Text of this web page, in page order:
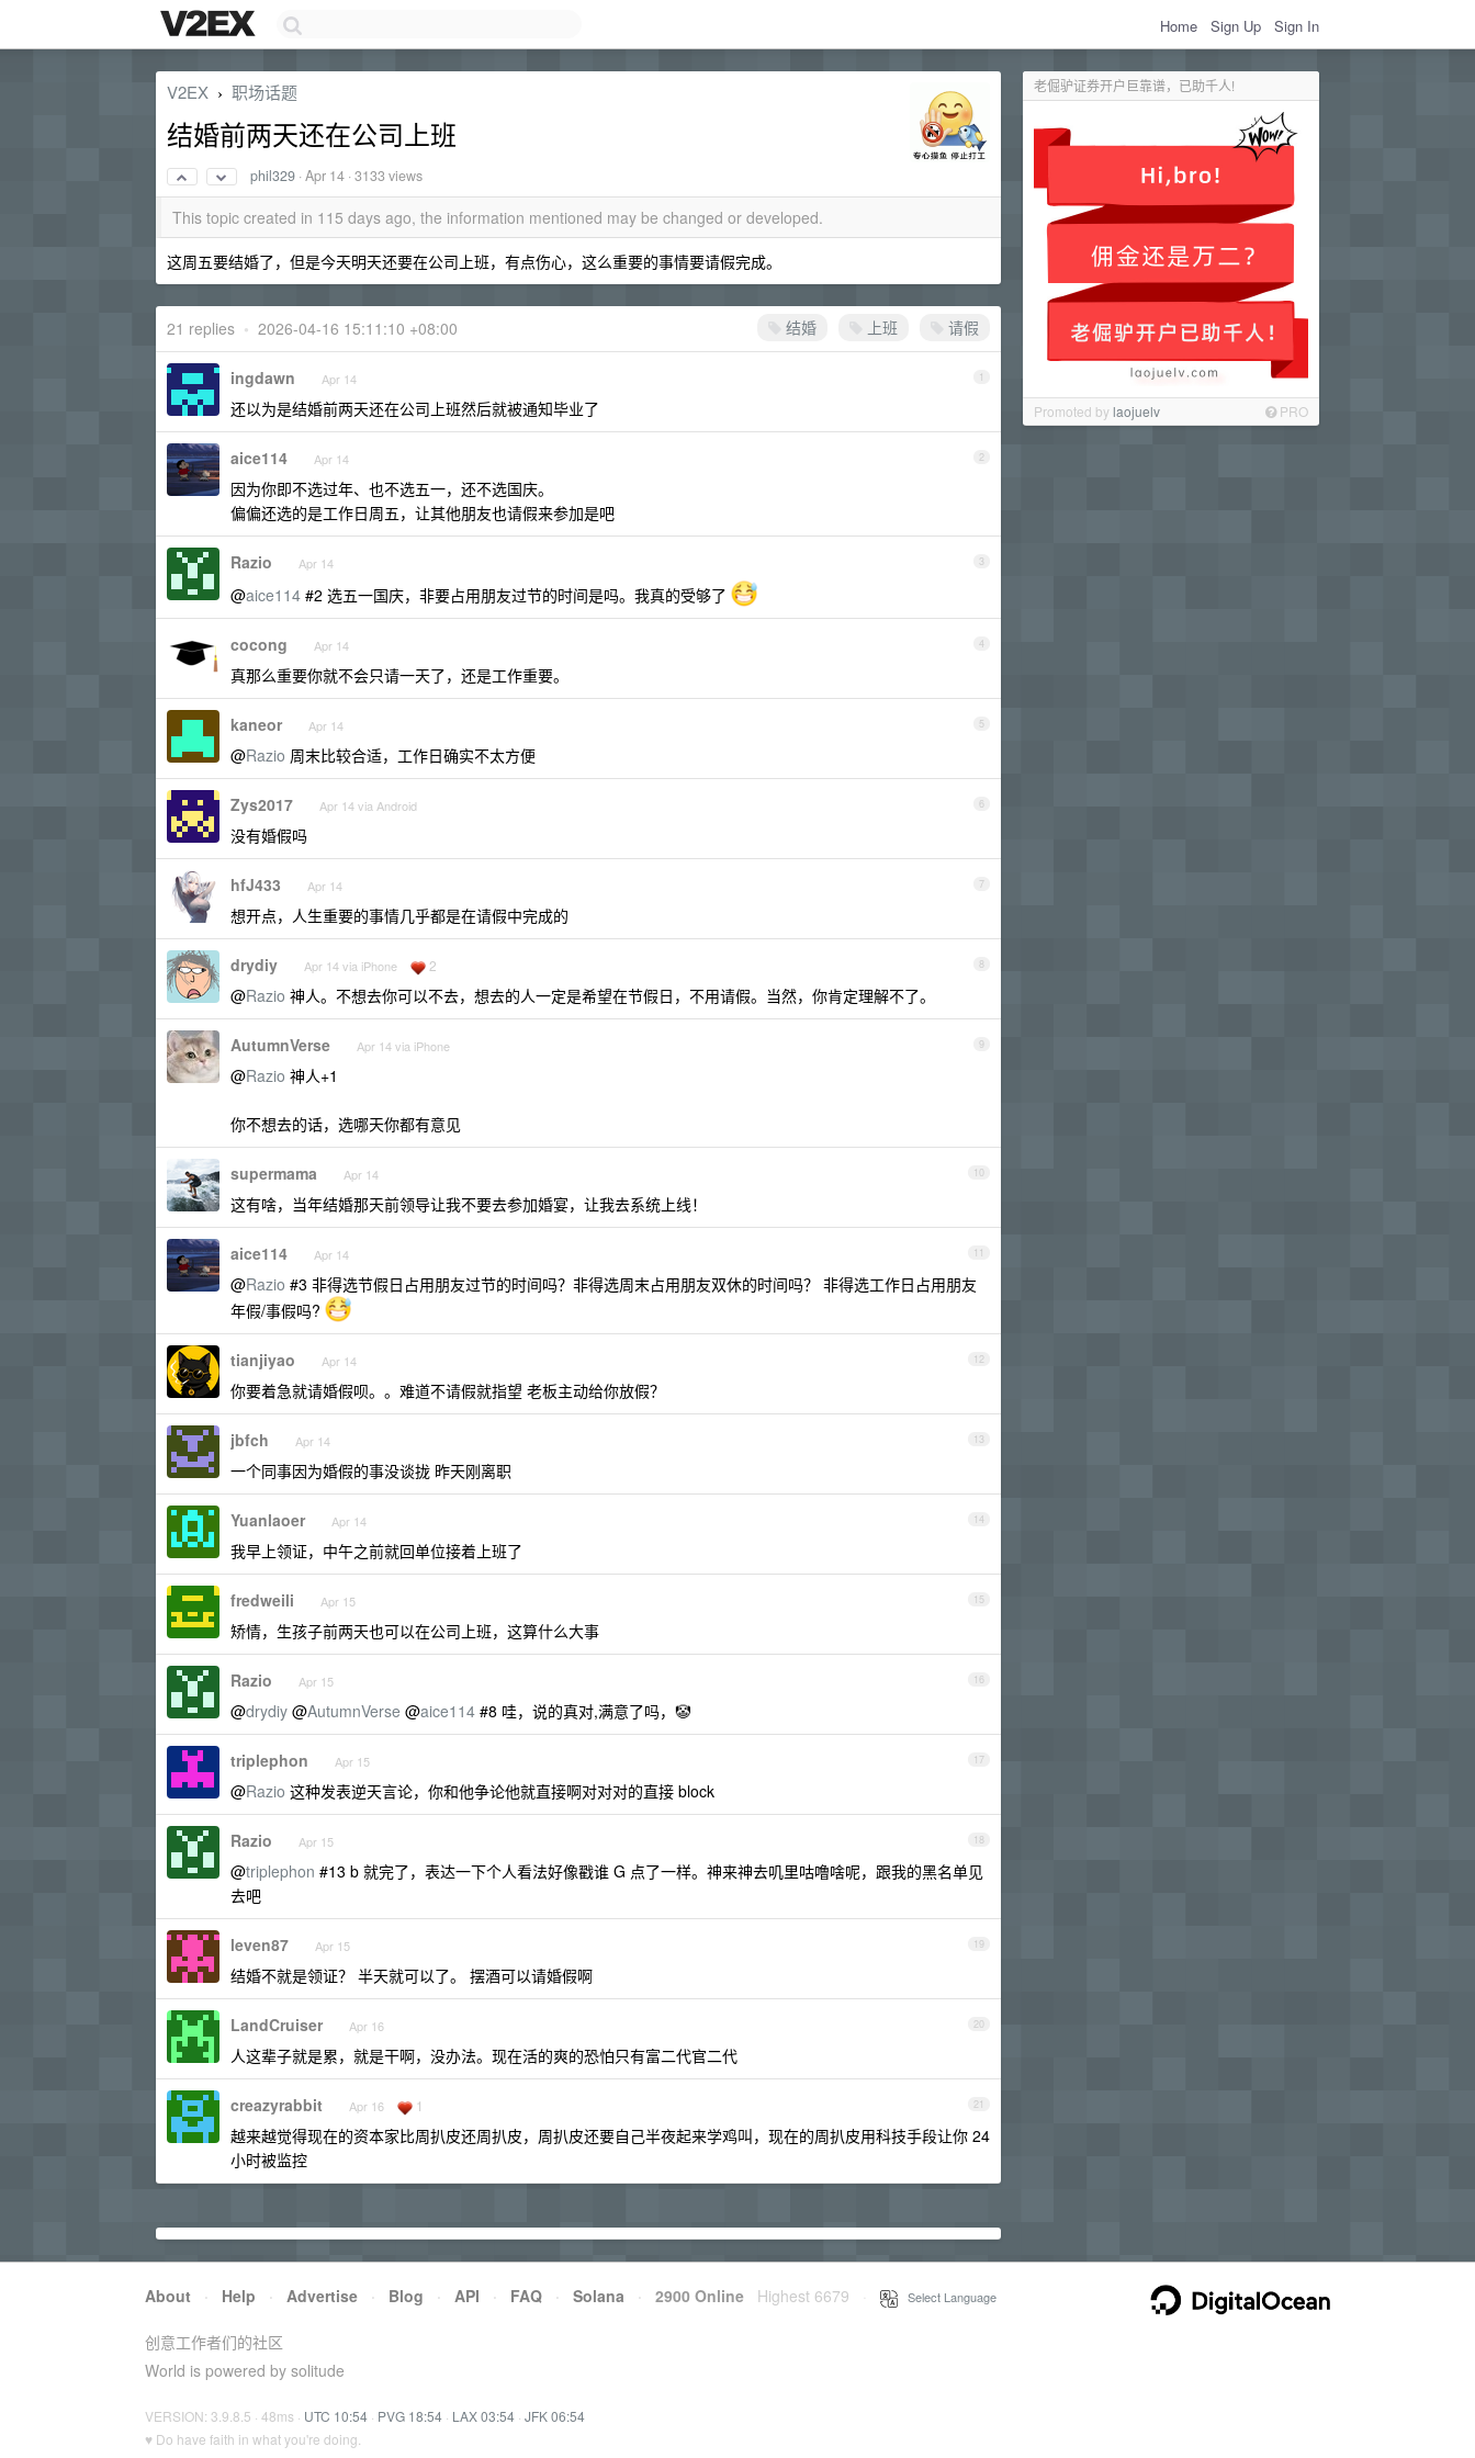
Home Sign Up Sign In
老倔驴证券开户巨靠谱，已助千人!
Promoted bylaojuelv PRO
V2EX › 职场话题
结婚前两天还在公司上班
phil329 ·Apr 14 · 3133 views
This topic created in 115 days ago, the information mentioned may be changed or developed.
这周五要结婚了，但是今天明天还要在公司上班，有点伤心，这么重要的事情要请假完成。
结婚 上班 请假
21 replies • 2026-04-16 15:11:10 +08:00
1
ingdawn Apr 14
还以为是结婚前两天还在公司上班然后就被通知毕业了
2
aice114 Apr 14
因为你即不选过年、也不选五一，还不选国庆。
偏偏还选的是工作日周五，让其他朋友也请假来参加是吧
3
Razio Apr 14
@aice114 #2 选五一国庆，非要占用朋友过节的时间是吗。我真的受够了
4
cocong Apr 14
真那么重要你就不会只请一天了，还是工作重要。
5
kaneor Apr 14
@Razio 周末比较合适，工作日确实不太方便
6
Zys2017 Apr 14 via Android
没有婚假吗
7
hfJ433 Apr 14
想开点，人生重要的事情几乎都是在请假中完成的
8
drydiy Apr 14 via iPhone 2
@Razio 神人。不想去你可以不去，想去的人一定是希望在节假日，不用请假。当然，你肯定理解不了。
9
AutumnVerse Apr 14 via iPhone
@Razio 神人+1
你不想去的话，选哪天你都有意见
10
supermama Apr 14
这有啥，当年结婚那天前领导让我不要去参加婚宴，让我去系统上线！
11
aice114 Apr 14
@Razio #3 非得选节假日占用朋友过节的时间吗？非得选周末占用朋友双休的时间吗？ 非得选工作日占用朋友
年假/事假吗?
12
tianjiyao Apr 14
你要着急就请婚假呗。。难道不请假就指望 老板主动给你放假？
13
jbfch Apr 14
一个同事因为婚假的事没谈拢 昨天刚离职
14
Yuanlaoer Apr 14
我早上领证，中午之前就回单位接着上班了
15
fredweili Apr 15
矫情，生孩子前两天也可以在公司上班，这算什么大事
16
Razio Apr 15
@drydiy @AutumnVerse @aice114 #8 哇，说的真对,满意了吗，🤡
17
triplephon Apr 15
@Razio 这种发表逆天言论，你和他争论他就直接啊对对对的直接 block
18
Razio Apr 15
@triplephon #13 b 就完了，表达一下个人看法好像戳谁 G 点了一样。神来神去叽里咕噜啥呢，跟我的黑名单见
去吧
19
leven87 Apr 15
结婚不就是领证？ 半天就可以了。 摆酒可以请婚假啊
20
LandCruiser Apr 16
人这辈子就是累，就是干啊，没办法。现在活的爽的恐怕只有富二代官二代
21
creazyrabbit Apr 16 1
越来越觉得现在的资本家比周扒皮还周扒皮，周扒皮还要自己半夜起来学鸡叫，现在的周扒皮用科技手段让你 24
小时被监控
About · Help · Advertise · Blog · API · FAQ · Solana · 2900 Online Highest 6679 Select Language
创意工作者们的社区
World is powered by solitude
VERSION: 3.9.8.5 · 48ms · UTC 10:54 · PVG 18:54 · LAX 03:54 · JFK 06:54
♥ Do have faith in what you're doing.